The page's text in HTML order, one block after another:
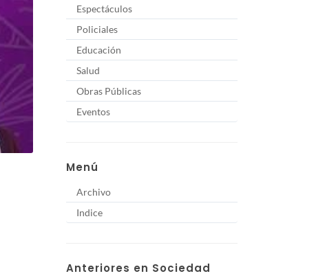
Espectáculos
Policiales
Educación
Salud
Obras Públicas
Eventos
Menú
Archivo
Indice
Anteriores en Sociedad